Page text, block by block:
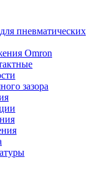
пневматических
Omron
зазора